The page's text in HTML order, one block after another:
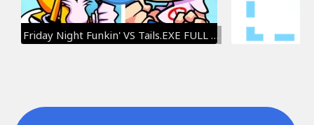
Friday Night Funkin' VS Tails.EXE FULL WEEK (FNF Mod/Hard) (Tails)